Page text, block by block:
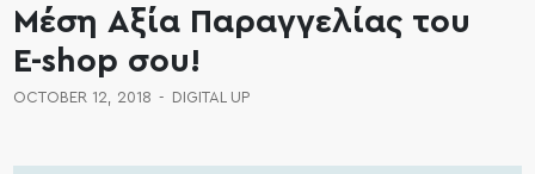
Μέση Αξία Παραγγελίας του
E-shop σου!
OCTOBER 12, 2018 - DIGITAL UP